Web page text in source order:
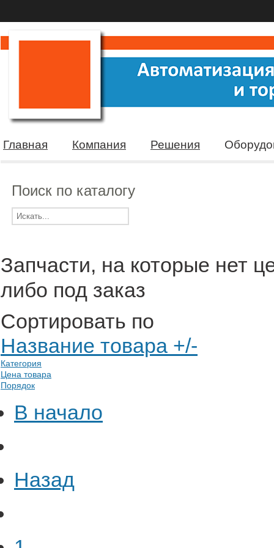
Главная Компания Решения
Поиск по каталогу
Запчасти, на которые нет
либо под заказ
Сортировать по
Название товара +/-
Категория
Цена товара
Порядок
В начало
Назад